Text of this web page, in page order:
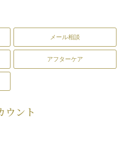
メール相談
アフターケア
ウント